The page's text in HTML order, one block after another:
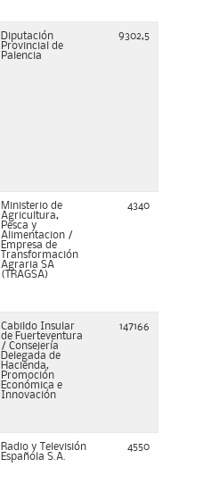
Diputación
Provincial de
Palencia
9302,5
Ministerio de
Agricultura,
Pesca y
Alimentacion /
Empresa de
Transformación
Agraria SA
(TRAGSA)
4340
Cabildo Insular
de Fuerteventura
/ Consejería
Delegada de
Hacienda,
Promoción
Económica e
Innovación
147166
Radio y Televisión
Española S.A.
4550